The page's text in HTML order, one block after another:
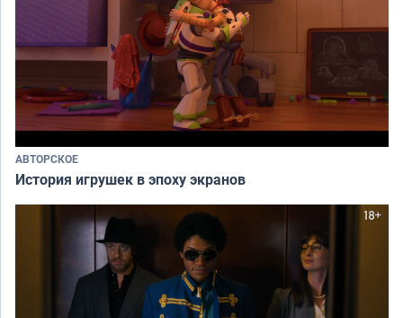
АВТОРСКОЕ
История игрушек в эпоху экранов